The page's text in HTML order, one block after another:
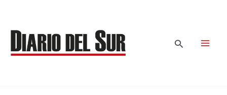
contenido
Buscar